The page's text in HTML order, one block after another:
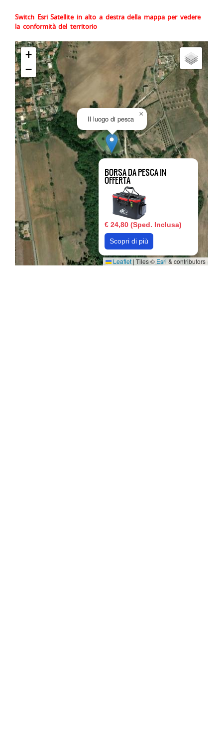
Switch Esri Satellite in alto a destra della mappa per vedere
la conformità del territorio
BORSA DA PESCA IN
OFFERTA
€ 24,80 (Sped. Inclusa)
Scopri di più
Il luogo di pesca
×
+
−
Leaflet | Tiles © Esri & contributors